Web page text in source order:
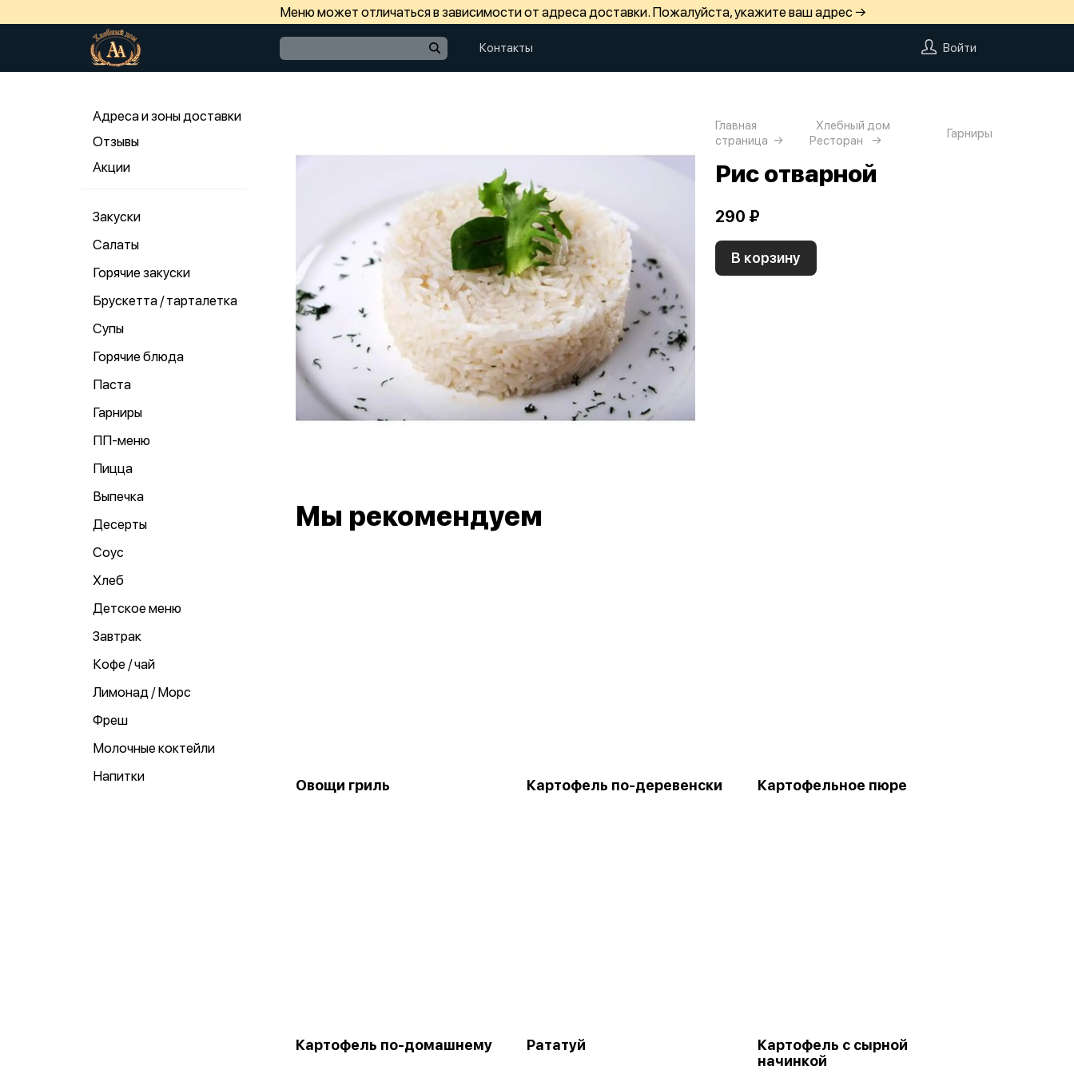
Меню может отличаться в зависимости от адреса доставки. Пожалуйста, укажите ваш адрес →
Контакты Войти
Адреса и зоны доставки
Отзывы
Акции
Закуски
Салаты
Горячие закуски
Брускетта / тарталетка
Супы
Горячие блюда
Паста
Гарниры
ПП-меню
Пицца
Выпечка
Десерты
Соус
Хлеб
Детское меню
Завтрак
Кофе / чай
Лимонад / Морс
Фреш
Молочные коктейли
Напитки
Главная
страница
Хлебный дом
Ресторан
Гарниры
Рис отварной
290 ₽
В корзину
Мы рекомендуем
Овощи гриль Картофель по-деревенски Картофельное пюре
Картофель по-домашнему Рататуй
Картофель с сырной
начинкой